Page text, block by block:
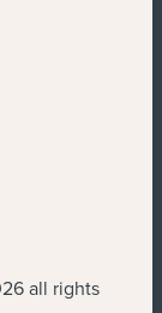
all rights